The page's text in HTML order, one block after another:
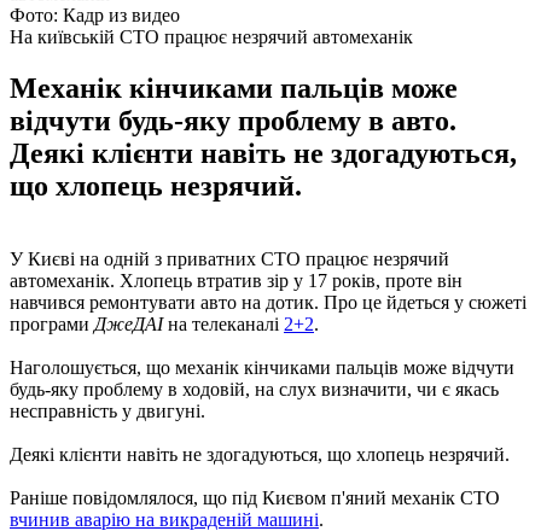
Фото: Кадр из видео
На київській СТО працює незрячий автомеханік
Механік кінчиками пальців може
відчути будь-яку проблему в авто.
Деякі клієнти навіть не здогадуються,
що хлопець незрячий.
У Києві на одній з приватних СТО працює незрячий
автомеханік. Хлопець втратив зір у 17 років, проте він
навчився ремонтувати авто на дотик. Про це йдеться у сюжеті
програми ДжеДАІна телеканалі 2+2.
Наголошується, що механік кінчиками пальців може відчути
будь-яку проблему в ходовій, на слух визначити, чи є якась
несправність у двигуні.
Деякі клієнти навіть не здогадуються, що хлопець незрячий.
Раніше повідомлялося, що під Києвом п'яний механік СТО
вчинив аварію на викраденій машині.